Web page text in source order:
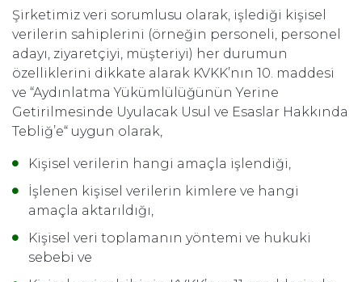
Şirketimiz veri sorumlusu olarak, işlediği kişisel
verilerin sahiplerini (örneğin personeli, personel
adayı, ziyaretçiyi, müşteriyi) her durumun
özelliklerini dikkate alarak KVKK’nın 10. maddesi
ve “Aydınlatma Yükümlülüğünün Yerine
Getirilmesinde Uyulacak Usul ve Esaslar Hakkında
Tebliğ’e“ uygun olarak,
Kişisel verilerin hangi amaçla işlendiği,
İşlenen kişisel verilerin kimlere ve hangi
amaçla aktarıldığı,
Kişisel veri toplamanın yöntemi ve hukuki
sebebi ve